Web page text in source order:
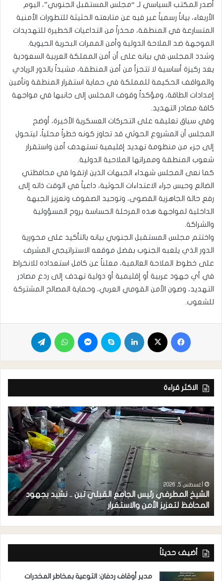
أصدر المكتب السياسي لـ “مجلس المستقبل الجنوبي”، اليوم
الأربعاء، بياناً رسمياً عبر فيه عن متابعته الحثيثة للتطورات الأمنية
المتسارعة في المنطقة، محذراً من التداعيات الخطيرة للتهديدات
الموجهة ضد الملاحة الدولية وأمن الممرات البحرية الحيوية.
وشدد المجلس في بيانه على أن أمن المملكة العربية السعودية
يعد ركيزة أساسية لا تتجزأ من أمن المنطقة، مشيداً بالدور الريادي
والمواقف الحكيمة للمملكة في حماية استقرار المنطقة وتأمين
إمدادات الطاقة، ومؤكداً وقوف المجلس إلى جانبها في مواجهة
كافة مصادر التهديد.
وفي سياق تعليقه على التحركات العسكرية الأخيرة، أوضح
المجلس أن المشروع الحوثي قد تجاوز كونه خطراً محلياً، ليتحول
إلى جزء من منظومة تهديد إقليمية تستهدف أمن واستقرار
شعوب المنطقة وممراتها الملاحية الدولية.
كما نعى المجلس شهداء الجبهات الذين ارتقوا في محافظتي
الضالع وحيس جراء الاعتداءات الحوثية، داعياً في الوقت ذاته إلى
رفع حالة الجاهزية القصوى، وتوحيد الصفوف وتعزيز الجبهة
الداخلية لمواجهة هذه المرحلة الحساسة بروح المسؤولية
والشراكة.
واختتم مجلس المستقبل الجنوبي بيانه بالتأكيد على محورية
الدور الذي يلعبه الجنوب بفضل موقعه الاستراتيجي المشرف
على خطوط الملاحة العالمية، معلناً عن كامل استعداده للانخراط
في أي جهود عربية أو إقليمية أو دولية تهدف إلى ردع مصادر
التهديد، وصون الأمن القومي العربي، وحماية المصالح المشتركة
للشعوب.
الاكثر قراءة
أغسطس 5, 2026
الشيخ المطرفي رئيس الجامع القبلي تبن .. نشيد بجهود
المحافظ لتعزيز الأمن والاستقرار
أضيف حديثاً
مدير أوقاف ردفان: التوعية بمخاطر المخدرات